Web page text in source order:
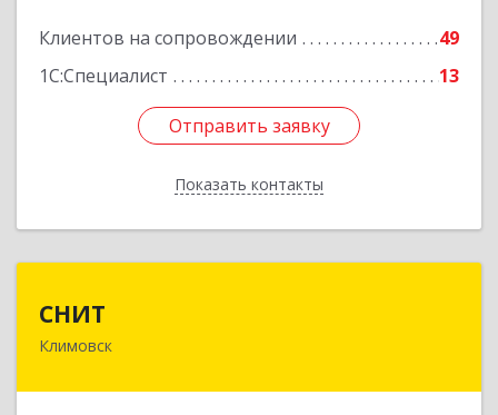
Клиентов на сопровождении
49
1С:Специалист
13
Отправить заявку
Показать контакты
Отправить заявку
Назад
СНИТ
Климовск
142180, Московская обл, Климовск г, Советская